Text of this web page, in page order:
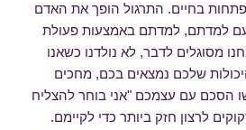
בחיים. התרגול הופך את האדם
למדתם, למדתם באמצעות פעולת
מסוגלים לדבר, לא נולדנו כשאנו
שלכם נמצאים בכם, מחכים
הסכם עם עצמכם "אני בוחר להצליח
לרצון חזק ביותר כדי לקיימם.